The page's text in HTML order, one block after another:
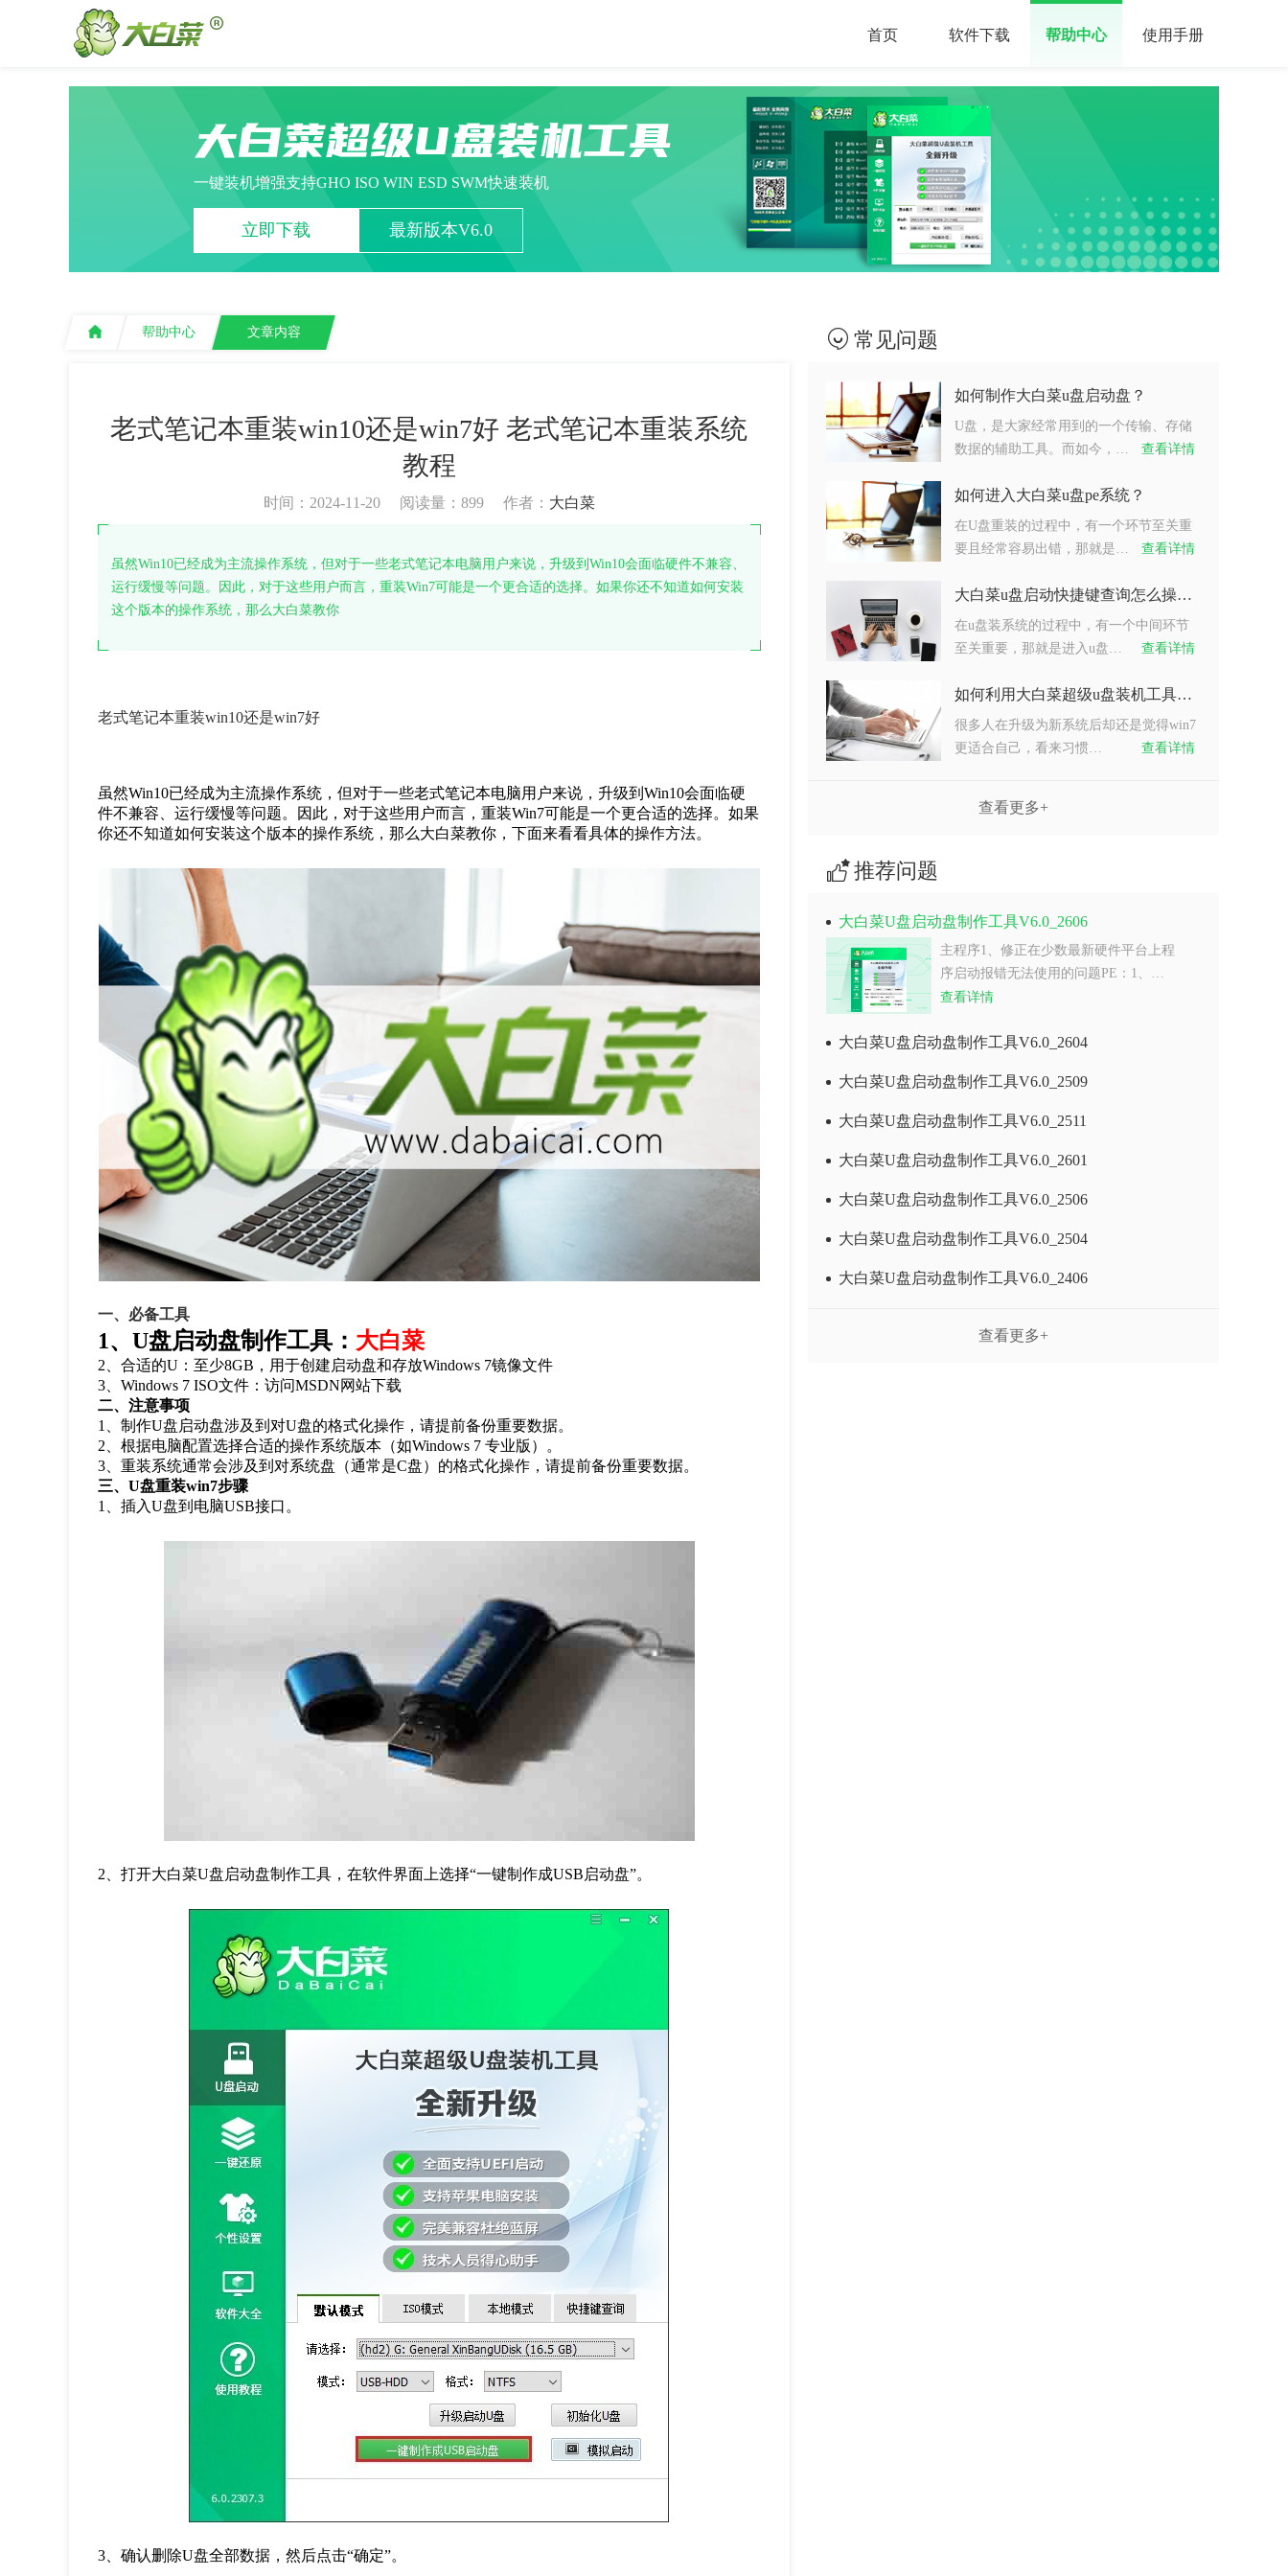
首页 软件下载 帮助中心 使用手册
大白菜超级U盘装机工具
一键装机增强支持GHO ISO WIN ESD SWM快速装机
立即下载 最新版本V6.0
帮助中心 文章内容
老式笔记本重装win10还是win7好 老式笔记本重装系统
教程
时间：2024-11-20 阅读量： 899 作者： 大白菜
虽然Win10已经成为主流操作系统，但对于一些老式笔记本电脑用户来说，升级到Win10会面临硬件不兼容、
运行缓慢等问题。因此，对于这些用户而言，重装Win7可能是一个更合适的选择。如果你还不知道如何安装
这个版本的操作系统，那么大白菜教你
老式笔记本重装win10还是win7好
虽然Win10已经成为主流操作系统，但对于一些老式笔记本电脑用户来说，升级到Win10会面临硬
件不兼容、运行缓慢等问题。因此，对于这些用户而言，重装Win7可能是一个更合适的选择。如果
你还不知道如何安装这个版本的操作系统，那么大白菜教你，下面来看看具体的操作方法。
一、必备工具
1、U盘启动盘制作工具： 大白菜
2、合适的U：至少8GB，用于创建启动盘和存放Windows 7镜像文件
3、Windows 7 ISO文件：访问MSDN网站下载
二、注意事项
1、制作U盘启动盘涉及到对U盘的格式化操作，请提前备份重要数据。
2、根据电脑配置选择合适的操作系统版本（如Windows 7 专业版）。
3、重装系统通常会涉及到对系统盘（通常是C盘）的格式化操作，请提前备份重要数据。
三、U盘重装win7步骤
1、插入U盘到电脑USB接口。
2、打开大白菜U盘启动盘制作工具，在软件界面上选择“一键制作成USB启动盘”。
3、确认删除U盘全部数据，然后点击“确定”。
常见问题
如何制作大白菜u盘启动盘？
U盘，是大家经常用到的一个传输、存储
数据的辅助工具。而如今，…
查看详情
如何进入大白菜u盘pe系统？
在U盘重装的过程中，有一个环节至关重
要且经常容易出错，那就是…
查看详情
大白菜u盘启动快捷键查询怎么操作？
在u盘装系统的过程中，有一个中间环节
至关重要，那就是进入u盘…
查看详情
如何利用大白菜超级u盘装机工具重装系统win7？
很多人在升级为新系统后却还是觉得win7
更适合自己，看来习惯…
查看详情
查看更多+
推荐问题
大白菜U盘启动盘制作工具V6.0_2606
主程序1、修正在少数最新硬件平台上程
序启动报错无法使用的问题PE：1、…
查看详情
大白菜U盘启动盘制作工具V6.0_2604
大白菜U盘启动盘制作工具V6.0_2509
大白菜U盘启动盘制作工具V6.0_2511
大白菜U盘启动盘制作工具V6.0_2601
大白菜U盘启动盘制作工具V6.0_2506
大白菜U盘启动盘制作工具V6.0_2504
大白菜U盘启动盘制作工具V6.0_2406
查看更多+